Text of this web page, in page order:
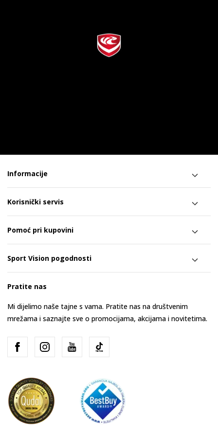
Informacije
Korisnički servis
Pomoć pri kupovini
Sport Vision pogodnosti
Pratite nas
Mi dijelimo naše tajne s vama. Pratite nas na društvenim
mrežama i saznajte sve o promocijama, akcijama i novitetima.